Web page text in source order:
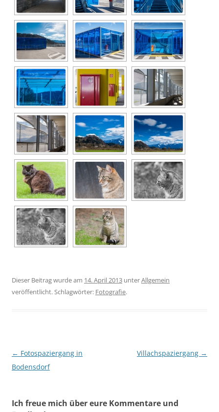
Dieser Beitrag wurde am 14. April 2013 unterAllgemein
veröffentlicht. Schlagwörter: Fotografie.
Beitragsnavigation
← Fotospaziergang in
Bodensdorf
Villachspaziergang →
Ich freue mich über eure Kommentare und